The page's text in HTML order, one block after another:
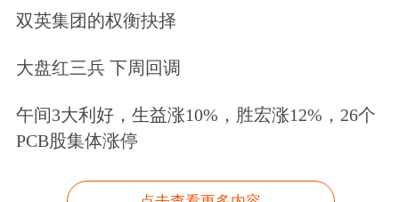
入的投资者亏损累累，这无疑也是市场
不愿看到的。
在所有券商推荐的金股中，遭多家券商
共同推荐的个股往往被称为热门金股。
据统计，7月份共有19只金股被4家及以
双英集团的权衡抉择
大盘红三兵 下周回调
午间3大利好，生益涨10%，胜宏涨12%，26个
PCB股集体涨停